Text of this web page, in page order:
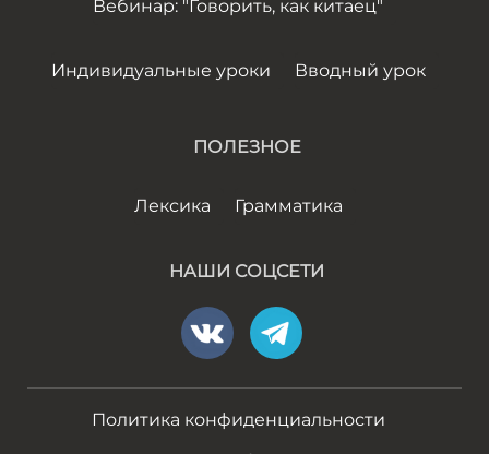
Вебинар: "Говорить, как китаец"
Индивидуальные уроки Вводный урок
ПОЛЕЗНОЕ
Лексика Грамматика
НАШИ СОЦСЕТИ
Политика конфиденциальности